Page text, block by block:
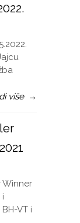
više →
Winner
i
VT i